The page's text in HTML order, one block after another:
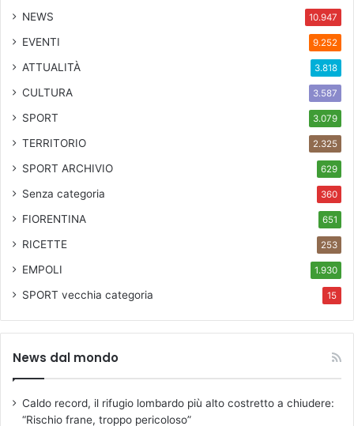
NEWS 10.947
EVENTI 9.252
ATTUALITÀ 3.818
CULTURA 3.587
SPORT 3.079
TERRITORIO 2.325
SPORT ARCHIVIO 629
Senza categoria 360
FIORENTINA 651
RICETTE 253
EMPOLI 1.930
SPORT vecchia categoria 15
News dal mondo
Caldo record, il rifugio lombardo più alto costretto a chiudere:
“Rischio frane, troppo pericoloso”